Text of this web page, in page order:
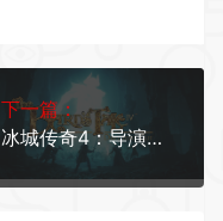
下一篇：
冰城传奇4：导演剪辑版/The Bards Tale IV Directors Cut（v4686232）